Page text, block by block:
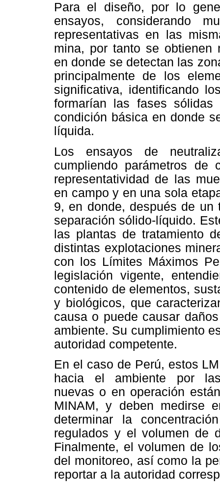
Para el diseño, por lo
ensayos, considerando
representativas en las
mina, por tanto se obtienen
en donde se detectan las
principalmente de los
significativa, identificando
formarían las fases sólidas
condición básica en donde
líquida.
Los ensayos de
cumpliendo parámetros
representatividad de las
en campo y en una sola
9, en donde, después de un
separación sólido-líquido.
las plantas de tratamiento
distintas explotaciones
con los Límites Máximos
legislación vigente,
contenido de elementos,
y biológicos, que
causa o puede causar
ambiente. Su cumplimiento
autoridad competente.
En el caso de Perú, estos
hacia el ambiente por las
nuevas o en operación
MINAM, y deben medirse
determinar la
regulados y el volumen de
Finalmente, el volumen de
del monitoreo, así como la
reportar a la autoridad